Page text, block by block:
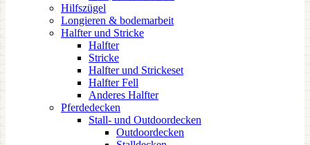
Hilfszügel
Longieren & bodemarbeit
Halfter und Stricke
Halfter
Stricke
Halfter und Strickeset
Halfter Fell
Anderes Halfter
Pferdedecken
Stall- und Outdoordecken
Outdoordecken